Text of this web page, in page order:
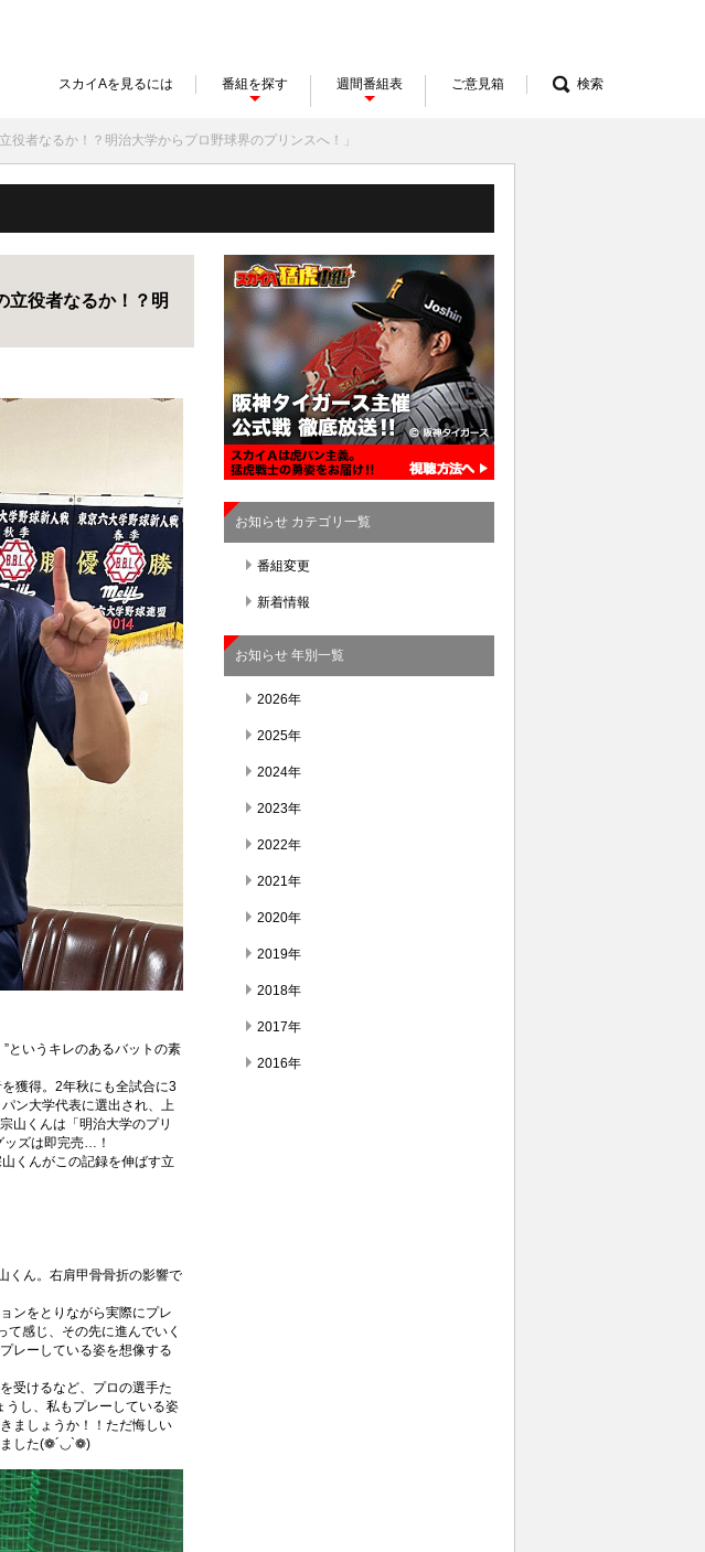
スカイAを見るには 番組を探す 週間番組表 ご意見箱 検索
者なるか！？明治大学からプロ野球界のプリンスへ！」
立役者なるか！？明
というキレのあるバットの素
獲得。2年秋にも全試合に3
ン大学代表に選出され、上
山くんは「明治大学のプリ
ッズは即完売…！
くんがこの記録を伸ばす立
くん。右肩甲骨骨折の影響で
ンをとりながら実際にプレ
て感じ、その先に進んでいく
レーしている姿を想像する
受けるなど、プロの選手た
うし、私もプレーしている姿
ましょうか！！ただ悔しい
ました(❁´◡`❁)
お知らせ カテゴリ一覧
番組変更
新着情報
お知らせ 年別一覧
2026年
2025年
2024年
2023年
2022年
2021年
2020年
2019年
2018年
2017年
2016年